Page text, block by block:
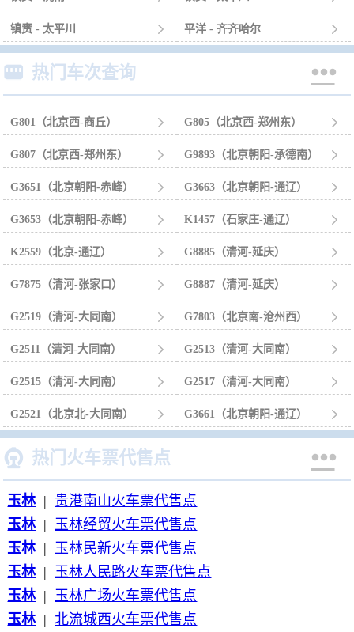
镇赉 - 太平川  平洋 - 齐齐哈尔 
 热门车次查询 
G801（北京西-商丘）  G805（北京西-郑州东） 
G807（北京西-郑州东）  G9893（北京朝阳-承德南） 
G3651（北京朝阳-赤峰）  G3663（北京朝阳-通辽） 
G3653（北京朝阳-赤峰）  K1457（石家庄-通辽） 
K2559（北京-通辽）  G8885（清河-延庆） 
G7875（清河-张家口）  G8887（清河-延庆） 
G2519（清河-大同南）  G7803（北京南-沧州西） 
G2511（清河-大同南）  G2513（清河-大同南） 
G2515（清河-大同南）  G2517（清河-大同南） 
G2521（北京北-大同南）  G3661（北京朝阳-通辽） 
 热门火车票代售点 
玉林 | 贵港南山火车票代售点
玉林 | 玉林经贸火车票代售点
玉林 | 玉林民新火车票代售点
玉林 | 玉林人民路火车票代售点
玉林 | 玉林广场火车票代售点
玉林 | 北流城西火车票代售点